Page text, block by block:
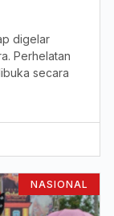
digelar
Perhelatan
secara
NASIONAL